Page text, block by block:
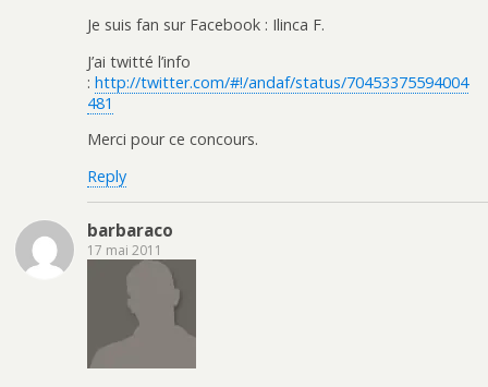
Je suis fan sur Facebook : Ilinca F.
J’ai twitté l’info
: http://twitter.com/#!/andaf/status/70453375594004
481
Merci pour ce concours.
Reply
barbaraco
17 mai 2011